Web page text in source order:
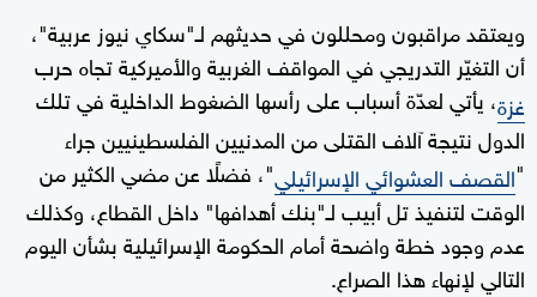
ويعتقد مراقبون ومحللون في حديثهم لـ"سكاي نيوز عربية"،
أن التغيّر التدريجي في المواقف الغربية والأميركية تجاه حرب
غزة، يأتي لعدّة أسباب على رأسها الضغوط الداخلية في تلك
الدول نتيجة آلاف القتلى من المدنيين الفلسطينيين جراء
"القصف العشوائي الإسرائيلي"، فضلًا عن مضي الكثير من
الوقت لتنفيذ تل أبيب لـ"بنك أهدافها" داخل القطاع، وكذلك
عدم وجود خطة واضحة أمام الحكومة الإسرائيلية بشأن اليوم
التالي لإنهاء هذا الصراع.